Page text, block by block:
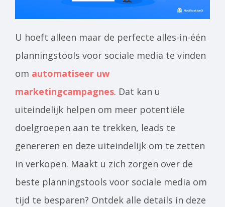
U hoeft alleen maar de perfecte alles-in-één
planningstools voor sociale media te vinden
om automatiseer uw
marketingcampagnes. Dat kan u
uiteindelijk helpen om meer potentiële
doelgroepen aan te trekken, leads te
genereren en deze uiteindelijk om te zetten
in verkopen. Maakt u zich zorgen over de
beste planningstools voor sociale media om
tijd te besparen? Ontdek alle details in deze